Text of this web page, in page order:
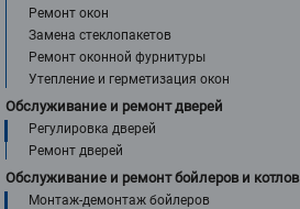
Ремонт окон
Замена стеклопакетов
Ремонт оконной фурнитуры
Утепление и герметизация окон
Обслуживание и ремонт дверей
Регулировка дверей
Ремонт дверей
Обслуживание и ремонт бойлеров и котлов
Монтаж-демонтаж бойлеров